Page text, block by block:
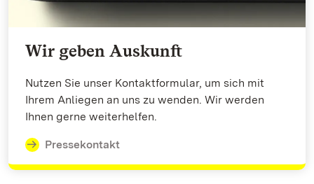
Wir geben Auskunft
Nutzen Sie unser Kontaktformular, um sich mit
Ihrem Anliegen an uns zu wenden. Wir werden
Ihnen gerne weiterhelfen.
Pressekontakt